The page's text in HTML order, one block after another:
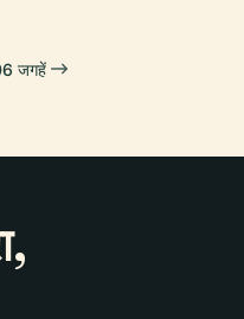
जगहें